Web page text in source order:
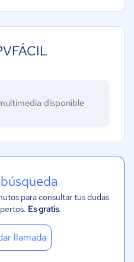
disponible
para consultar tus dudas
Es gratis.
llamada